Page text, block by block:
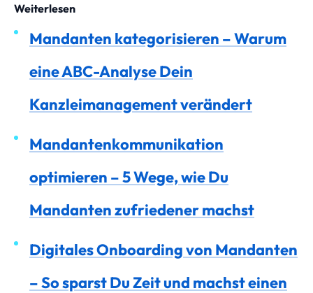
Weiterlesen
Mandanten kategorisieren – Warum
eine ABC-Analyse Dein
Kanzleimanagement verändert
Mandantenkommunikation
optimieren – 5 Wege, wie Du
Mandanten zufriedener machst
Digitales Onboarding von Mandanten
– So sparst Du Zeit und machst einen